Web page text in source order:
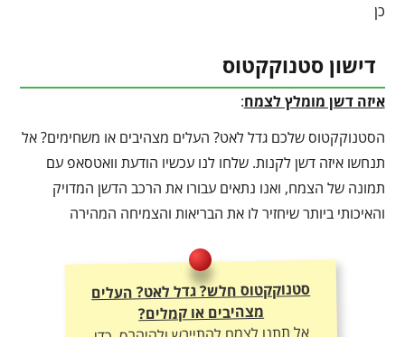
כן
דישון סטנוקקטוס
איזה דשן מומלץ לצמח:
הסטנוקקטוס שלכם גדל לאט? העלים מצהיבים או משחימים? אל
תנחשו איזה דשן לקנות. שלחו לנו עכשיו הודעת וואטסאפ עם
תמונה של הצמח, ואנו נתאים עבורו את הרכב הדשן המדויק
והאיכותי ביותר שיחזיר לו את הבריאות והצמיחה המהירה
סטנוקקטוס חלש? גדל לאט? העלים
מצהיבים או קמלים?